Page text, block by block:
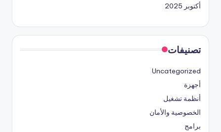
أكتوبر 2025
تصنيفات
Uncategorized
أجهزة
أنظمة تشغيل
الخصوصية والأمان
برامج